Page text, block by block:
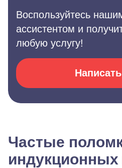
Воспользуйтесь
ассистентом и
любую услугу!
Частые
индукционных